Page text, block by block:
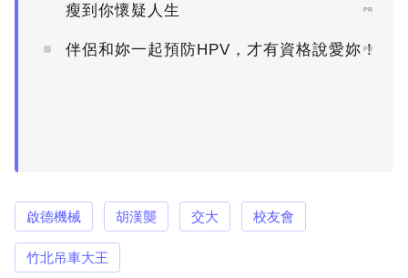
瘦到你懷疑人生
PR
伴侶和妳一起預防HPV，才有資格說愛妳！
PR
啟德機械 胡漢龑 交大 校友會
竹北吊車大王